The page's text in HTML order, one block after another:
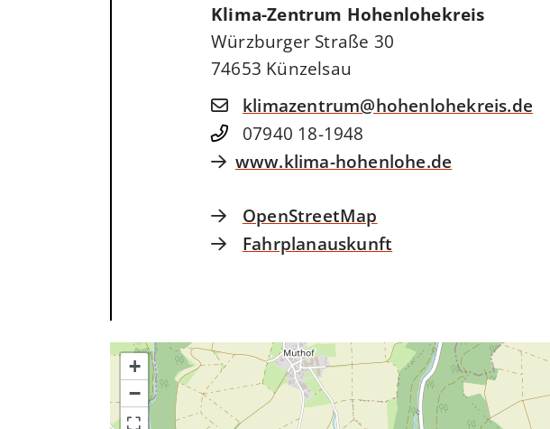
Klima-Zentrum Hohenlohekreis
Würzburger Straße 30
74653 Künzelsau
OpenStreetMap
Fahrplanauskunft
www.klima-hohenlohe.de
klimazentrum@hohenlohekreis.de
07940 18-1948
+
−